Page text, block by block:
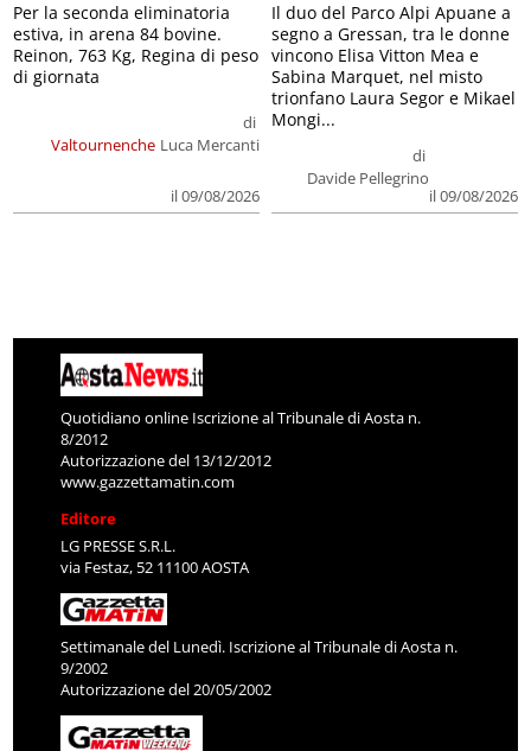
Valtournenche
di
Luca Mercanti
il 09/08/2026
Per la seconda eliminatoria
estiva, in arena 84 bovine.
Reinon, 763 Kg, Regina di peso
di giornata
di
Davide Pellegrino
il 09/08/2026
Il duo del Parco Alpi Apuane a
segno a Gressan, tra le donne
vincono Elisa Vitton Mea e
Sabina Marquet, nel misto
trionfano Laura Segor e Mikael
Mongi...
Quotidiano online Iscrizione al Tribunale di Aosta n.
8/2012
Autorizzazione del 13/12/2012
www.gazzettamatin.com
Editore
LG PRESSE S.R.L.
via Festaz, 52 11100 AOSTA
Settimanale del Lunedì. Iscrizione al Tribunale di Aosta n.
9/2002
Autorizzazione del 20/05/2002